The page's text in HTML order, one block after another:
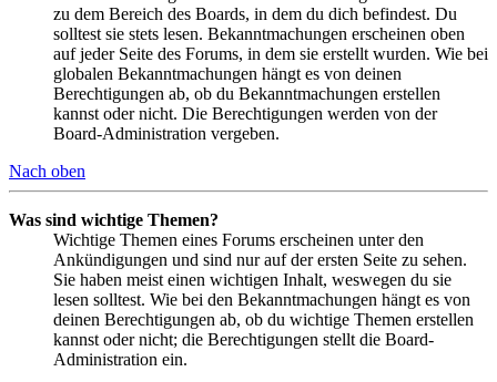
zu dem Bereich des Boards, in dem du dich befindest. Du
solltest sie stets lesen. Bekanntmachungen erscheinen oben
auf jeder Seite des Forums, in dem sie erstellt wurden. Wie bei
globalen Bekanntmachungen hängt es von deinen
Berechtigungen ab, ob du Bekanntmachungen erstellen
kannst oder nicht. Die Berechtigungen werden von der
Board-Administration vergeben.
Nach oben
Was sind wichtige Themen?
Wichtige Themen eines Forums erscheinen unter den
Ankündigungen und sind nur auf der ersten Seite zu sehen.
Sie haben meist einen wichtigen Inhalt, weswegen du sie
lesen solltest. Wie bei den Bekanntmachungen hängt es von
deinen Berechtigungen ab, ob du wichtige Themen erstellen
kannst oder nicht; die Berechtigungen stellt die Board-
Administration ein.